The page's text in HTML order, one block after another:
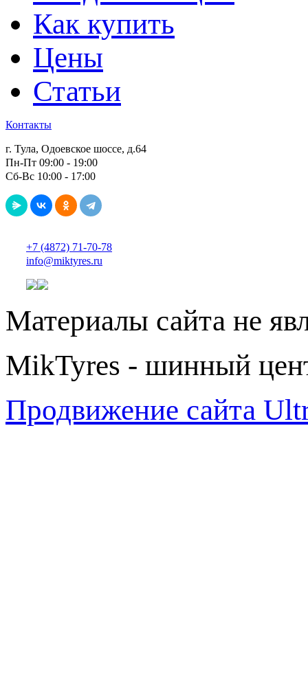
Как купить
Цены
Статьи
Контакты
г. Тула, Одоевское шоссе, д.64
Пн-Пт 09:00 - 19:00
Сб-Вс 10:00 - 17:00
+7 (4872) 71-70-78
info@miktyres.ru
Материалы сайта не
MikTyres - шинный
Продвижение сайта